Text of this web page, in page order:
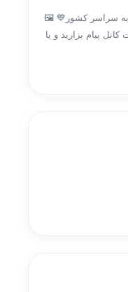
به سراسر کشور💙 🖼
پیام بزارید و یا